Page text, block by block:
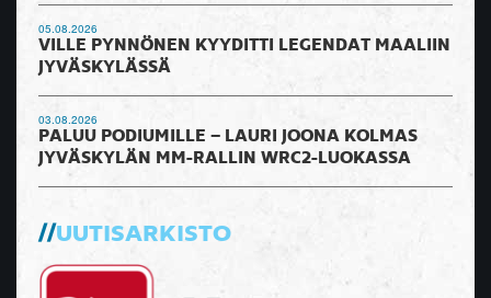
05.08.2026
VILLE PYNNÖNEN KYYDITTI LEGENDAT MAALIIN
JYVÄSKYLÄSSÄ
03.08.2026
PALUU PODIUMILLE – LAURI JOONA KOLMAS
JYVÄSKYLÄN MM-RALLIN WRC2-LUOKASSA
UUTISARKISTO